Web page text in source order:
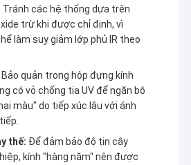
Tránh các hệ thống dựa trên
trừ khi được chỉ định, vì
làm suy giảm lớp phủ IR theo
Bảo quản trong hộp đựng kính
có vỏ chống tia UV để ngăn bộ
màu" do tiếp xúc lâu với ánh
thế: Để đảm bảo độ tin cậy
kính "hàng năm" nên được